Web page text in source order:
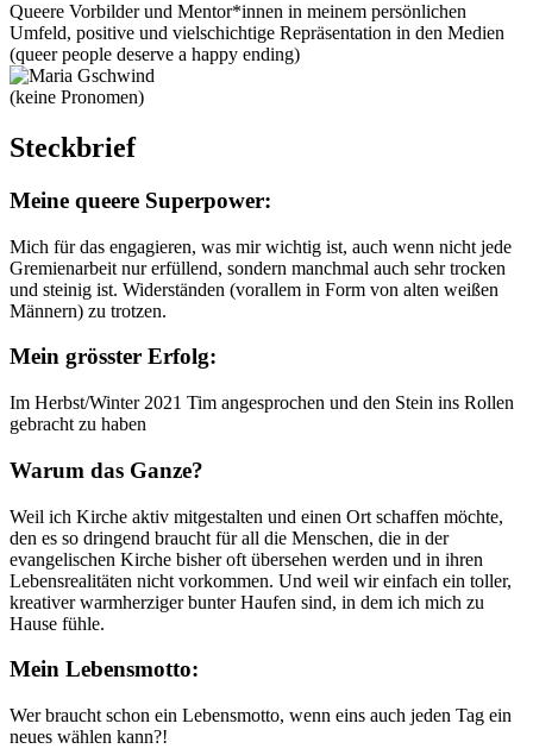
Queere Vorbilder und Mentor*innen in meinem persönlichen
Umfeld, positive und vielschichtige Repräsentation in den Medien
(queer people deserve a happy ending)
(keine Pronomen)
Steckbrief
Meine queere Superpower:
Mich für das engagieren, was mir wichtig ist, auch wenn nicht jede
Gremienarbeit nur erfüllend, sondern manchmal auch sehr trocken
und steinig ist. Widerständen (vorallem in Form von alten weißen
Männern) zu trotzen.
Mein grösster Erfolg:
Im Herbst/Winter 2021 Tim angesprochen und den Stein ins Rollen
gebracht zu haben
Warum das Ganze?
Weil ich Kirche aktiv mitgestalten und einen Ort schaffen möchte,
den es so dringend braucht für all die Menschen, die in der
evangelischen Kirche bisher oft übersehen werden und in ihren
Lebensrealitäten nicht vorkommen. Und weil wir einfach ein toller,
kreativer warmherziger bunter Haufen sind, in dem ich mich zu
Hause fühle.
Mein Lebensmotto:
Wer braucht schon ein Lebensmotto, wenn eins auch jeden Tag ein
neues wählen kann?!